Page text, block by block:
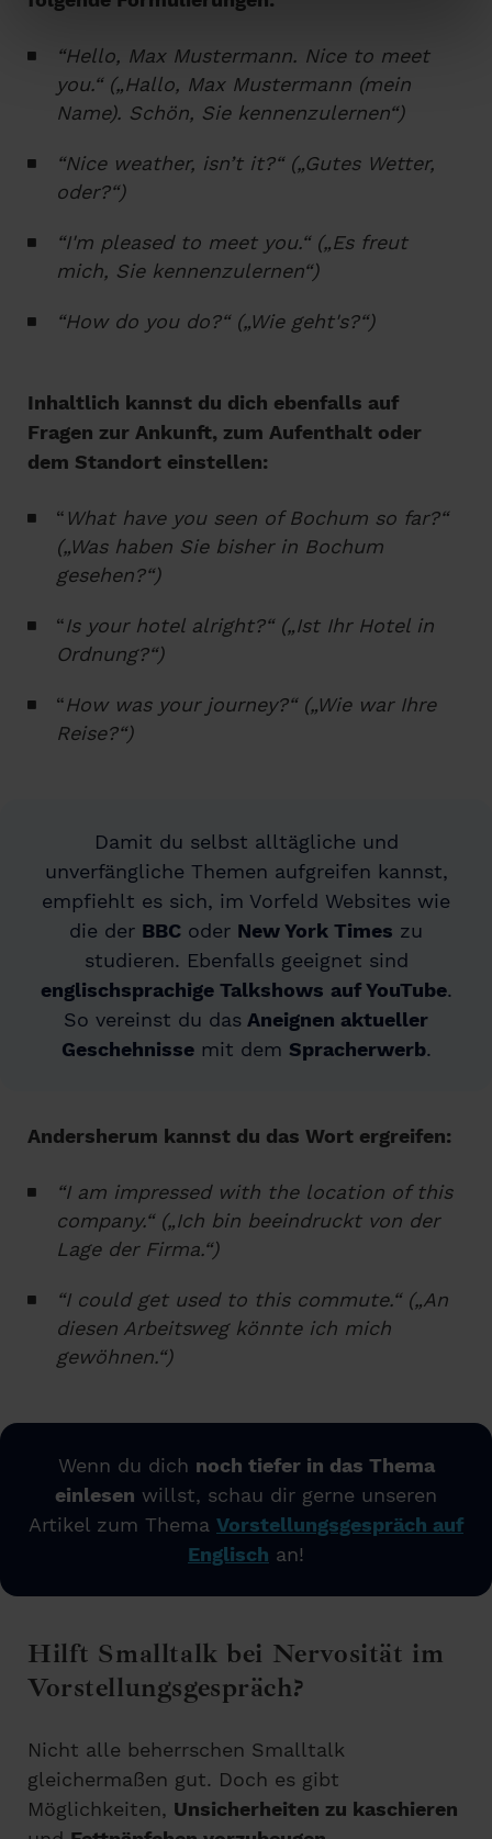
“Hello, Max Mustermann. Nice to meet
you.“ („Hallo, Max Mustermann (mein
Name). Schön, Sie kennenzulernen“)
“Nice weather, isn’t it?“ („Gutes Wetter,
oder?“)
“I'm pleased to meet you.“ („Es freut
mich, Sie kennenzulernen“)
“How do you do?“ („Wie geht's?“)
Inhaltlich kannst du dich ebenfalls auf
Fragen zur Ankunft, zum Aufenthalt oder
dem Standort einstellen:
“ What have you seen of Bochum so far?“
(„Was haben Sie bisher in Bochum
gesehen?“)
“Is your hotel alright?“ („Ist Ihr Hotel in
Ordnung?“)
“How was your journey?“ („Wie war Ihre
Reise?“)
Damit du selbst alltägliche und
unverfängliche Themen aufgreifen kannst,
empfiehlt es sich, im Vorfeld Websites wie
die der BBC oder New York Times zu
studieren. Ebenfalls geeignet sind
englischsprachige Talkshows auf YouTube.
So vereinst du das Aneignen aktueller
Geschehnissemit dem Spracherwerb.
Andersherum kannst du das Wort ergreifen:
“Iam impressed with the location of this
company.“ („Ich bin beeindruckt von der
Lage der Firma.“)
“I could get used to this commute.“ („An
diesen Arbeitsweg könnte ich mich
gewöhnen.“)
Wenn du dich noch tiefer in das Thema
einlesen willst, schau dir gerne unseren
Artikel zum Thema Vorstellungsgespräch auf
Englisch an!
Hilft Smalltalk bei Nervosität im
Vorstellungsgespräch?
Nicht alle beherrschen Smalltalk
gleichermaßen gut. Doch es gibt
Möglichkeiten, Unsicherheiten zu kaschieren